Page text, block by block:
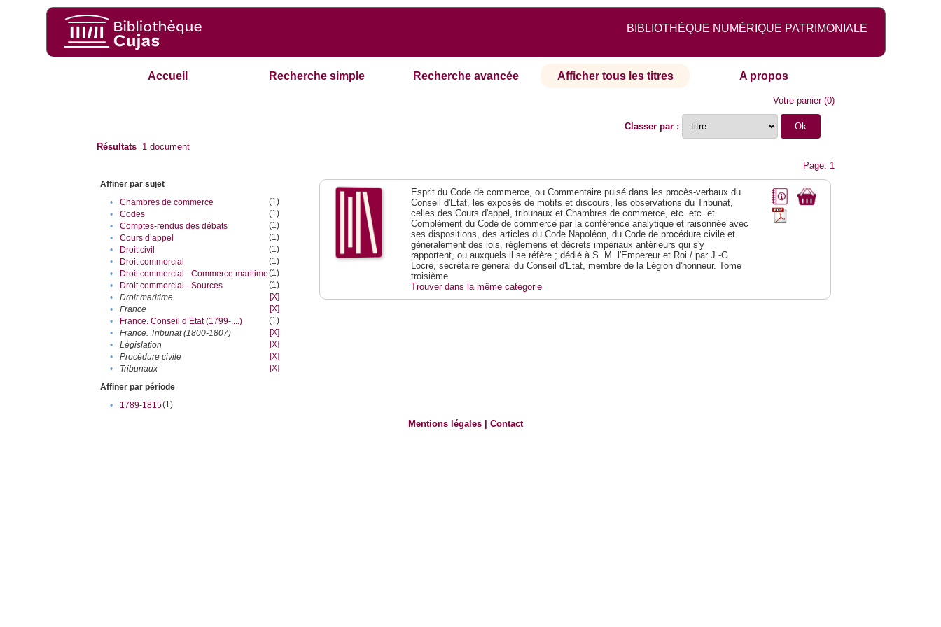
BIBLIOTHÈQUE NUMÉRIQUE PATRIMONIALE
Accueil Recherche simple Recherche avancée Afficher tous les titres A propos
Votre panier(0)
Classer par :
Résultats 1 document
Page: 1
Affiner par sujet
•
Chambres de commerce
(1)
•
Codes
(1)
•
Comptes-rendus des débats
(1)
•
Cours d’appel
(1)
•
Droit civil
(1)
•
Droit commercial
(1)
•
Droit commercial - Commerce maritime(1)
•
Droit commercial - Sources
(1)
•
Droit maritime
[X]
•
France
[X]
•
France. Conseil d’Etat (1799-....)
(1)
•
France. Tribunat (1800-1807)
[X]
•
Législation
[X]
•
Procédure civile
[X]
•
Tribunaux
[X]
Affiner par période
•
1789-1815(1)
Esprit du Code de commerce, ou Commentaire puisé dans les procès-verbaux du
Conseil d'Etat, les exposés de motifs et discours, les observations du Tribunat,
celles des Cours d'appel, tribunaux et Chambres de commerce, etc. etc. et
Complément du Code de commerce par la conférence analytique et raisonnée avec
ses dispositions, des articles du Code Napoléon, du Code de procédure civile et
généralement des lois, réglemens et décrets impériaux antérieurs qui s'y
rapportent, ou auxquels il se réfère ; dédié à S. M. l'Empereur et Roi / par J.-G.
Locré, secrétaire général du Conseil d'Etat, membre de la Légion d'honneur. Tome
troisième
Trouver dans la même catégorie
Mentions légales |Contact